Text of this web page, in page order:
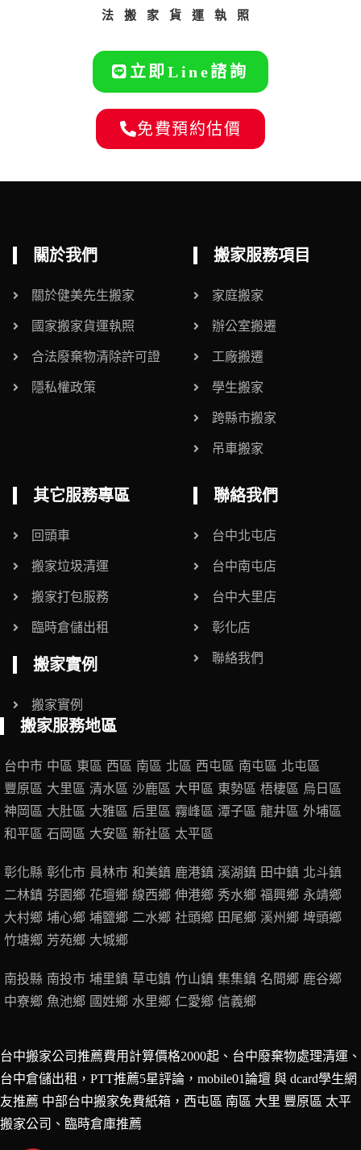
法搬家貨運執照
立即Line諮詢
免費預約估價
關於我們
關於健美先生搬家
國家搬家貨運執照
合法廢棄物清除許可證
隱私權政策
搬家服務項目
家庭搬家
辦公室搬遷
工廠搬遷
學生搬家
跨縣市搬家
吊車搬家
其它服務專區
回頭車
搬家垃圾清運
搬家打包服務
臨時倉儲出租
搬家實例
搬家實例
聯絡我們
台中北屯店
台中南屯店
台中大里店
彰化店
聯絡我們
搬家服務地區
台中市 中區 東區 西區 南區 北區 西屯區 南屯區 北屯區
豐原區 大里區 清水區 沙鹿區 大甲區 東勢區 梧棲區 烏日區
神岡區 大肚區 大雅區 后里區 霧峰區 潭子區 龍井區 外埔區
和平區 石岡區 大安區 新社區 太平區
彰化縣 彰化市 員林市 和美鎮 鹿港鎮 溪湖鎮 田中鎮 北斗鎮
二林鎮 芬園鄉 花壇鄉 線西鄉 伸港鄉 秀水鄉 福興鄉 永靖鄉
大村鄉 埔心鄉 埔鹽鄉 二水鄉 社頭鄉 田尾鄉 溪州鄉 埤頭鄉
竹塘鄉 芳苑鄉 大城鄉
南投縣 南投市 埔里鎮 草屯鎮 竹山鎮 集集鎮 名間鄉 鹿谷鄉
中寮鄉 魚池鄉 國姓鄉 水里鄉 仁愛鄉 信義鄉
台中搬家公司推薦費用計算價格2000起、台中廢棄物處理清運、
台中倉儲出租，PTT推薦5星評論，mobile01論壇 與 dcard學生網
友推薦 中部台中搬家免費紙箱，西屯區 南區 大里 豐原區 太平
搬家公司、 臨時倉庫推薦